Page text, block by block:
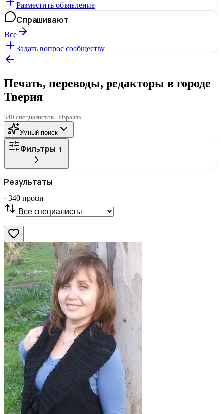
Разместить объявление
Спрашивают
Все
Задать вопрос сообществу
Печать, переводы, редакторы в городе
Тверия
340 специалистов · Израиль
Умный поиск
Фильтры 1
Все
СТАТУС
VIP С фото
Нашли
Сбросить
Результаты
· 340 профи